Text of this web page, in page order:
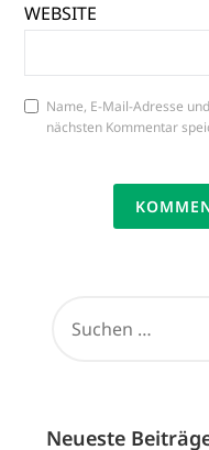
WEBSITE
Name, E-Mail-Adresse
nächsten Kommentar
NACH:
Neueste